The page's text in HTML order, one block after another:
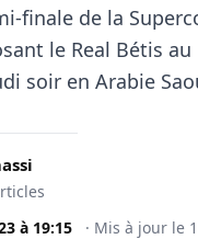
finale de la
le Real Bétis au
soir en Arabie
à 19:15 · Mis à jour le